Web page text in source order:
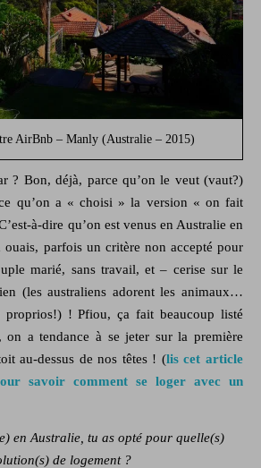
AirBnb – Manly (Australie – 2015)
? Bon, déjà, parce qu’on le veut (vaut?)
qu’on a « choisi » la version « on fait
à-dire qu’on est venus en Australie en
ouais, parfois un critère non accepté pour
marié, sans travail, et – cerise sur le
(les australiens adorent les animaux…
! Pfiou, ça fait beaucoup listé
on a tendance à se jeter sur la première
au-dessus de nos têtes ! (lis cet article
savoir comment se loger avec un
en Australie, tu as opté pour quelle(s)
de logement ?